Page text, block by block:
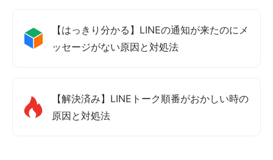
【はっきり分かる】LINEの通知が来たのにメ
ッセージがない原因と対処法
【解決済み】LINEトーク順番がおかしい時の
原因と対処法